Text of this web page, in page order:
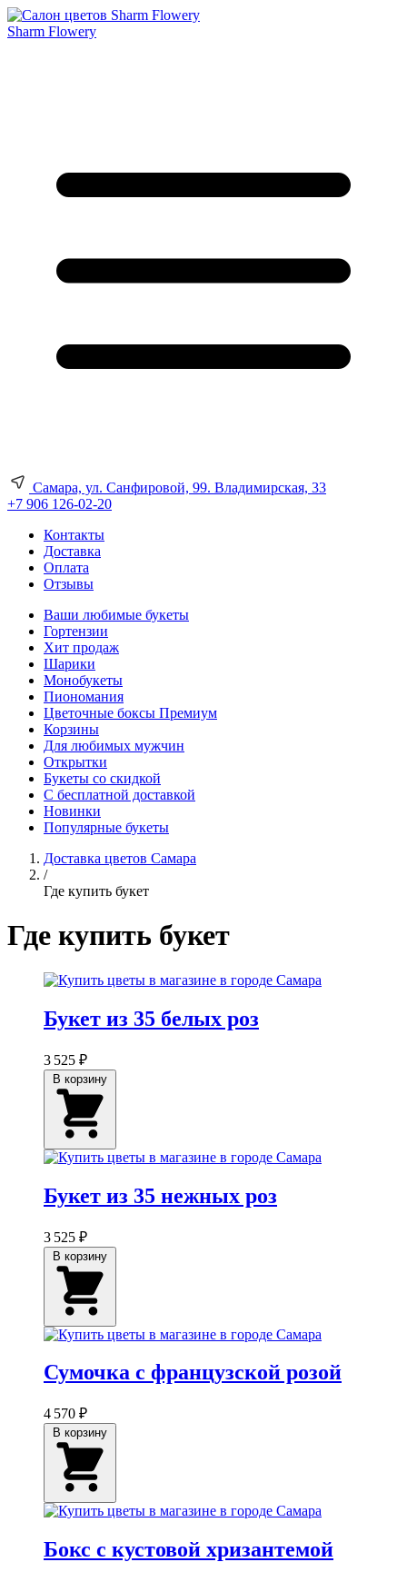
Sharm Flowery
Самара, ул. Санфировой, 99. Владимирская, 33
+7 906 126-02-20
Контакты
Доставка
Оплата
Отзывы
Ваши любимые букеты
Гортензии
Хит продаж
Шарики
Монобукеты
Пиономания
Цветочные боксы Премиум
Корзины
Для любимых мужчин
Открытки
Букеты со скидкой
С бесплатной доставкой
Новинки
Популярные букеты
Доставка цветов Самара
/
Где купить букет
Где купить букет
Букет из 35 белых роз
3 525 ₽
Букет из 35 нежных роз
3 525 ₽
Сумочка с французской розой
4 570 ₽
Бокс с кустовой хризантемой